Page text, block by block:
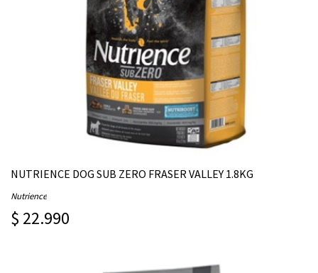
NUTRIENCE DOG SUB ZERO FRASER VALLEY 1.8KG
Nutrience
$ 22.990